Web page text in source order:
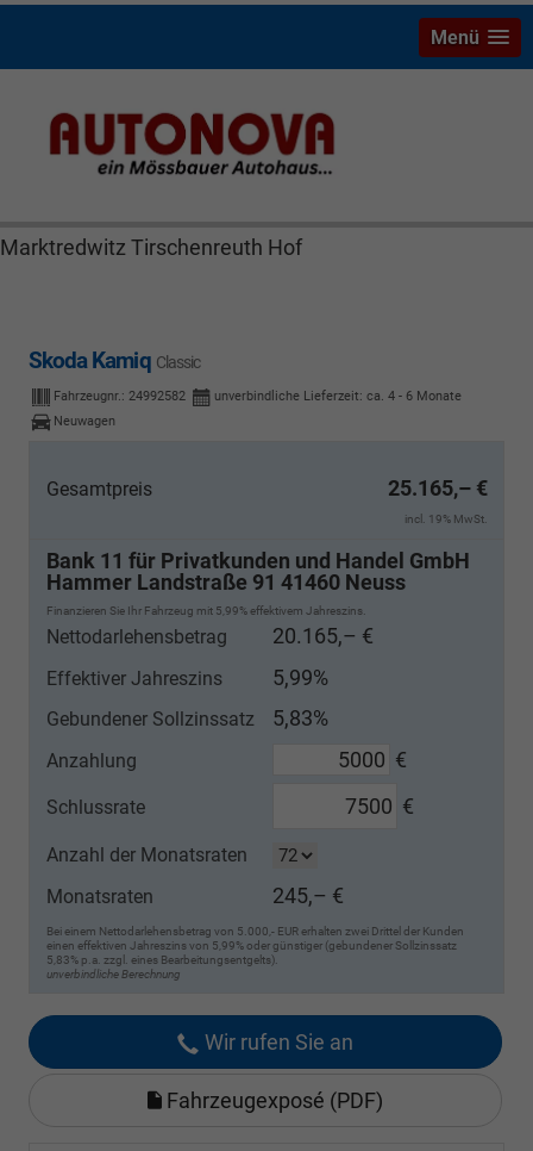
Skoda Kamiq Bayreuth Nützel Mössbauer Autonova
Brucker Räthel MGS Autohaus günstig Finanzierung
Marktredwitz Tirschenreuth Hof
Menü
Skoda Kamiq Classic
Fahrzeugnr.: 24992582
unverbindliche Lieferzeit: ca. 4 - 6 Monate
Neuwagen
Gesamtpreis 25.165,– €
incl. 19% MwSt.
Bank 11 für Privatkunden und Handel GmbH
Hammer Landstraße 91 41460 Neuss
Finanzieren Sie Ihr Fahrzeug mit 5,99% effektivem Jahreszins.
Nettodarlehensbetrag 20.165,– €
Effektiver Jahreszins 5,99%
Gebundener Sollzinssatz 5,83%
Anzahlung €
Schlussrate €
Anzahl der Monatsraten
Monatsraten
245,– €
Bei einem Nettodarlehensbetrag von 5.000,- EUR erhalten zwei Drittel der Kunden
einen effektiven Jahreszins von 5,99% oder günstiger (gebundener Sollzinssatz
5,83% p.a. zzgl. eines Bearbeitungsentgelts).
unverbindliche Berechnung
Wir rufen Sie an
Fahrzeugexposé (PDF)